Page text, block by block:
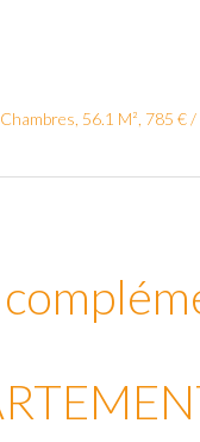
56.1 M², 785 €